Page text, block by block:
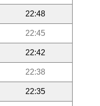
22:48
22:45
22:42
22:38
22:35